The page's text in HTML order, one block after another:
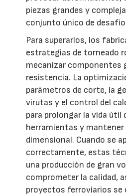
piezas grandes y
conjunto único de
Para superarlos, los
estrategias de torneado
mecanizar componentes
resistencia. La
parámetros de corte, la
virutas y el control del
para prolongar la vida útil
herramientas y mantener
dimensional. Cuando se
correctamente, estas
una producción de gran
comprometer la calidad,
proyectos ferroviarios se